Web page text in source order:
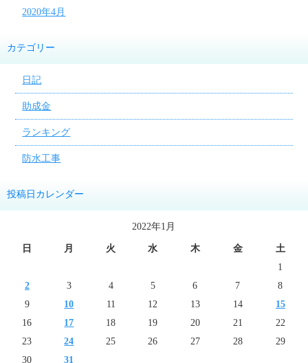
2020年4月
カテゴリー
日記
助成金
ランキング
防水工事
投稿日カレンダー
2022年1月
日 月 火 水 木 金
土
1
2
3 4 5 6 7
8
9
10 11 12 13 14
15
16
17 18 19 20 21
22
23
24 25 26 27 28
29
30
31